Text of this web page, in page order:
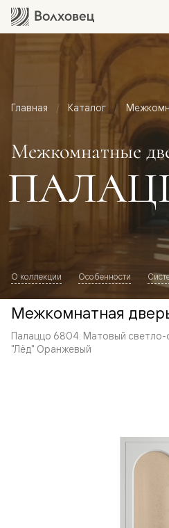
Главная Каталог
Межкомнатные
О коллекции Особенности
Межкомнатная
Палаццо 6804. Матовый
"Лёд" Оранжевый